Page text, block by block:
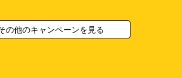
の他のキャンペーンを見る